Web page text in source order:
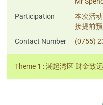
Participation
本次活
接提前预
Contact Number
(0755)
Theme 1 : 潮起湾区 财金致远